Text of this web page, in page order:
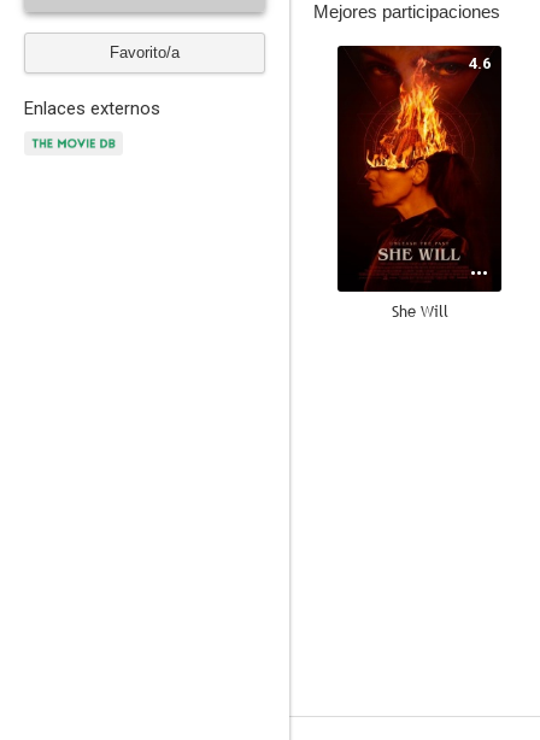
Favorito/a
Enlaces externos
Mejores participaciones
4.6
She Will